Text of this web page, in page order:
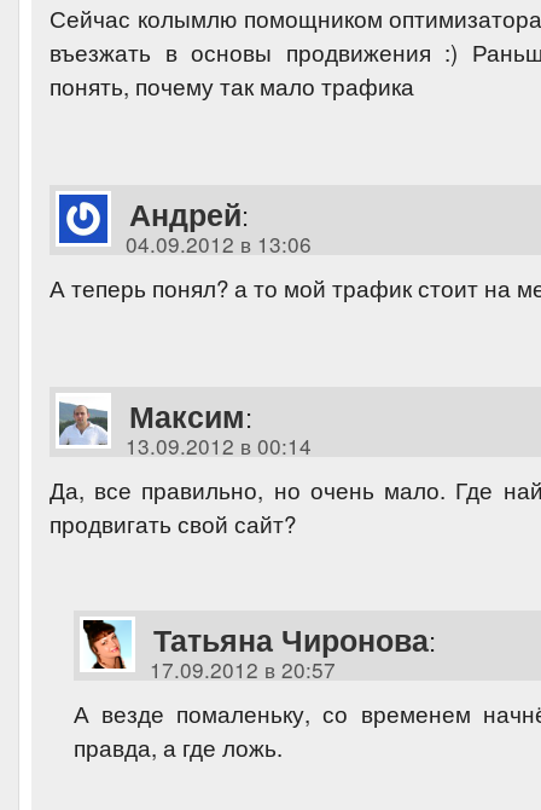
Сейчас колымлю помощником оптимизатора
въезжать в основы продвижения :)
понять, почему так мало трафика
Андрей:
04.09.2012 в 13:06
А теперь понял? а то мой трафик стоит на
Максим:
13.09.2012 в 00:14
Да, все правильно, но очень мало. Где
продвигать свой сайт?
Татьяна Чиронова:
17.09.2012 в 20:57
А везде помаленьку, со временем
правда, а где ложь.